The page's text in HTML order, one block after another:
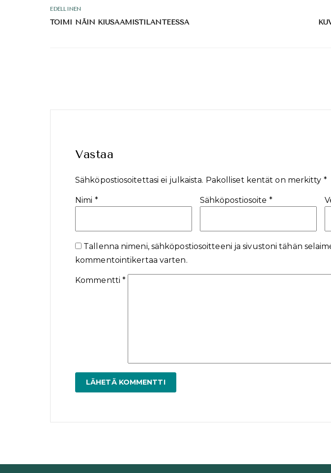
EDELLINEN
TOIMI NÄIN KIUSAAMISTILANTEESSA
Vastaa
Sähköpostiosoitettasi ei julkaista. Pakolliset kentät on merkitty *
Nimi * Sähköpostiosoite *
Tallenna nimeni, sähköpostiosoitteeni ja sivustoni tähän
kommentointikertaa varten.
Kommentti *